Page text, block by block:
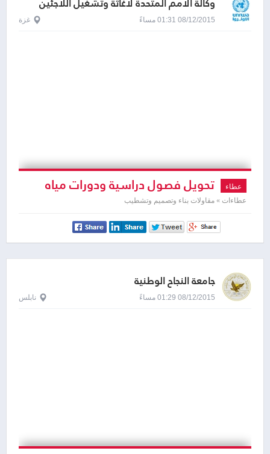
الفلسطينيين - الاونروا
08/12/2015 01:31 مساءً غزة
عطاء تحويل فصول دراسية ودورات مياه
ومكتب
عطاءات » مقاولات بناء وتصميم وتشطيب
جامعة النجاح الوطنية
08/12/2015 01:29 مساءً نابلس